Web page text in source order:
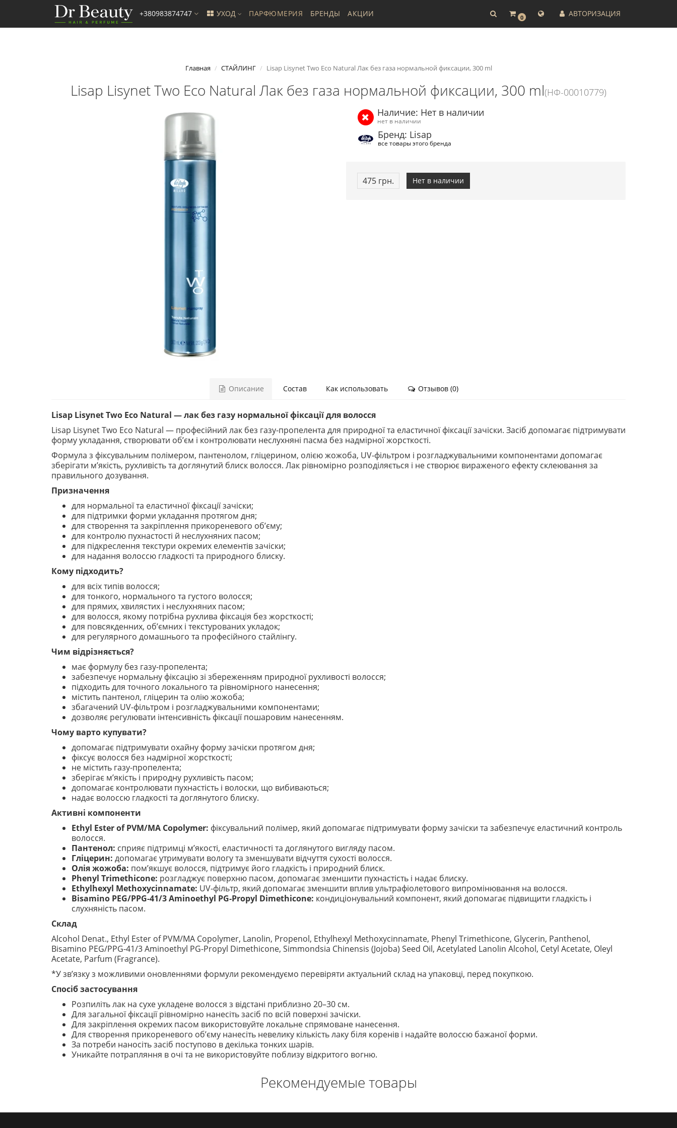
0 АВТОРИЗАЦИЯ
+380983874747 УХОД ПАРФЮМЕРИЯ БРЕНДЫ АКЦИИ
Главная СТАЙЛИНГ Lisap Lisynet Two Eco Natural Лак без газа нормальной фиксации, 300 ml
Lisap Lisynet Two Eco Natural Лак без газа нормальной фиксации, 300 ml(НФ-00010779)
Наличие: Нет в наличии
нет в наличии
Бренд: Lisap
все товары этого бренда
475 грн. Нет в наличии
Описание Состав Как использовать Отзывов (0)
Lisap Lisynet Two Eco Natural — лак без газу нормальної фіксації для волосся
Lisap Lisynet Two Eco Natural — професійний лак без газу-пропелента для природної та еластичної фіксації зачіски. Засіб допомагає підтримувати
форму укладання, створювати об’єм і контролювати неслухняні пасма без надмірної жорсткості.
Формула з фіксувальним полімером, пантенолом, гліцерином, олією жожоба, UV-фільтром і розгладжувальними компонентами допомагає
зберігати м’якість, рухливість та доглянутий блиск волосся. Лак рівномірно розподіляється і не створює вираженого ефекту склеювання за
правильного дозування.
Призначення
для нормальної та еластичної фіксації зачіски;
для підтримки форми укладання протягом дня;
для створення та закріплення прикореневого об’єму;
для контролю пухнастості й неслухняних пасом;
для підкреслення текстури окремих елементів зачіски;
для надання волоссю гладкості та природного блиску.
Кому підходить?
для всіх типів волосся;
для тонкого, нормального та густого волосся;
для прямих, хвилястих і неслухняних пасом;
для волосся, якому потрібна рухлива фіксація без жорсткості;
для повсякденних, об’ємних і текстурованих укладок;
для регулярного домашнього та професійного стайлінгу.
Чим відрізняється?
має формулу без газу-пропелента;
забезпечує нормальну фіксацію зі збереженням природної рухливості волосся;
підходить для точного локального та рівномірного нанесення;
містить пантенол, гліцерин та олію жожоба;
збагачений UV-фільтром і розгладжувальними компонентами;
дозволяє регулювати інтенсивність фіксації пошаровим нанесенням.
Чому варто купувати?
допомагає підтримувати охайну форму зачіски протягом дня;
фіксує волосся без надмірної жорсткості;
не містить газу-пропелента;
зберігає м’якість і природну рухливість пасом;
допомагає контролювати пухнастість і волоски, що вибиваються;
надає волоссю гладкості та доглянутого блиску.
Активні компоненти
Ethyl Ester of PVM/MA Copolymer: фіксувальний полімер, який допомагає підтримувати форму зачіски та забезпечує еластичний контроль
волосся.
Пантенол: сприяє підтримці м’якості, еластичності та доглянутого вигляду пасом.
Гліцерин: допомагає утримувати вологу та зменшувати відчуття сухості волосся.
Олія жожоба: пом’якшує волосся, підтримує його гладкість і природний блиск.
Phenyl Trimethicone: розгладжує поверхню пасом, допомагає зменшити пухнастість і надає блиску.
Ethylhexyl Methoxycinnamate: UV-фільтр, який допомагає зменшити вплив ультрафіолетового випромінювання на волосся.
Bisamino PEG/PPG-41/3 Aminoethyl PG-Propyl Dimethicone: кондиціонувальний компонент, який допомагає підвищити гладкість і
слухняність пасом.
Склад
Alcohol Denat., Ethyl Ester of PVM/MA Copolymer, Lanolin, Propenol, Ethylhexyl Methoxycinnamate, Phenyl Trimethicone, Glycerin, Panthenol,
Bisamino PEG/PPG-41/3 Aminoethyl PG-Propyl Dimethicone, Simmondsia Chinensis (Jojoba) Seed Oil, Acetylated Lanolin Alcohol, Cetyl Acetate, Oleyl
Acetate, Parfum (Fragrance).
*У зв’язку з можливими оновленнями формули рекомендуємо перевіряти актуальний склад на упаковці, перед покупкою.
Спосіб застосування
Розпиліть лак на сухе укладене волосся з відстані приблизно 20–30 см.
Для загальної фіксації рівномірно нанесіть засіб по всій поверхні зачіски.
Для закріплення окремих пасом використовуйте локальне спрямоване нанесення.
Для створення прикореневого об’єму нанесіть невелику кількість лаку біля коренів і надайте волоссю бажаної форми.
За потреби наносіть засіб поступово в декілька тонких шарів.
Уникайте потрапляння в очі та не використовуйте поблизу відкритого вогню.
Рекомендуемые товары